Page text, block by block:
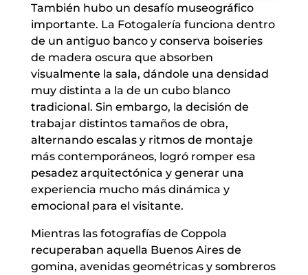
También hubo un desafío museográfico
importante. La Fotogalería funciona dentro
de un antiguo banco y conserva boiseries
de madera oscura que absorben
visualmente la sala, dándole una densidad
muy distinta a la de un cubo blanco
tradicional. Sin embargo, la decisión de
trabajar distintos tamaños de obra,
alternando escalas y ritmos de montaje
más contemporáneos, logró romper esa
pesadez arquitectónica y generar una
experiencia mucho más dinámica y
emocional para el visitante.
Mientras las fotografías de Coppola
recuperaban aquella Buenos Aires de
gomina, avenidas geométricas y sombreros